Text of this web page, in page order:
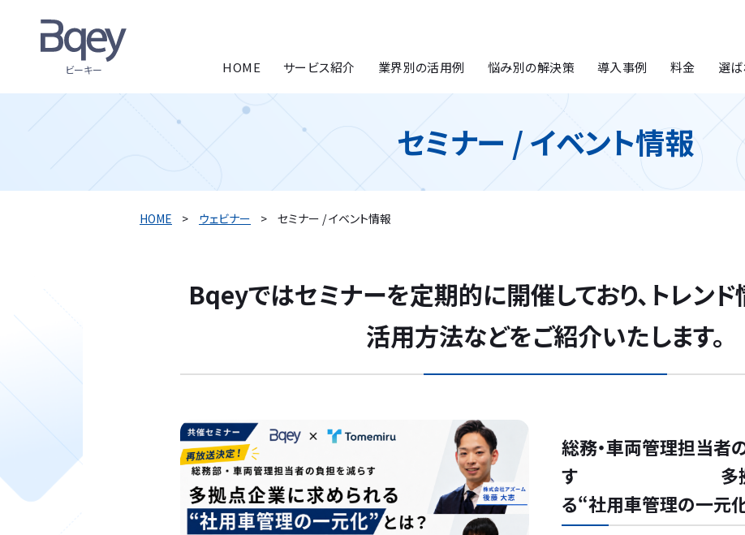
ビーキー HOME サービス紹介 業界別の活用例 悩み別の解決策 導入事例 料金 選
セミナー / イベント情報
HOME ウェビナー セミナー / イベント情報
Bqeyではセミナーを定期的に開催しており、トレン
活用方法などをご紹介いたします。
総務・車両管理担当者
す 多拠点企
る“社用車管理の一元